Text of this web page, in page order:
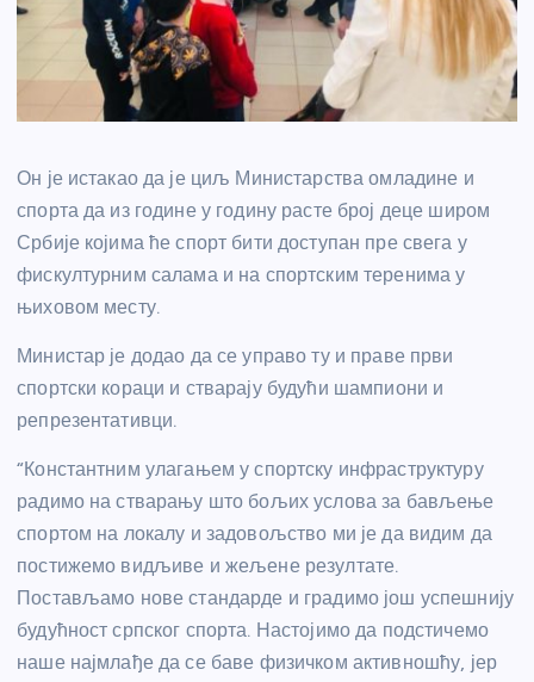
Он је истакао да је циљ Министарства омладине и
спорта да из године у годину расте број деце широм
Србије којима ће спорт бити доступан пре свега у
фискултурним салама и на спортским теренима у
њиховом месту.
Министар је додао да се управо ту и праве први
спортски кораци и стварају будући шампиони и
репрезентативци.
“Константним улагањем у спортску инфраструктуру
радимо на стварању што бољих услова за бављење
спортом на локалу и задовољство ми је да видим да
постижемо видљиве и жељене резултате.
Постављамо нове стандарде и градимо још успешнију
будућност српског спорта. Настојимо да подстичемо
наше најмлађе да се баве физичком активношћу, јер